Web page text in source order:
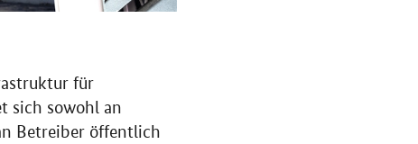
für
sich sowohl an
Betreiber öffentlich